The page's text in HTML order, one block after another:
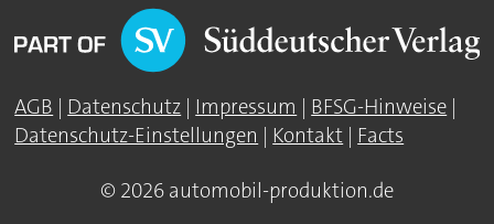
AGB | Datenschutz | Impressum | BFSG-Hinweise |
Datenschutz-Einstellungen | Kontakt | Facts
© 2026 automobil-produktion.de